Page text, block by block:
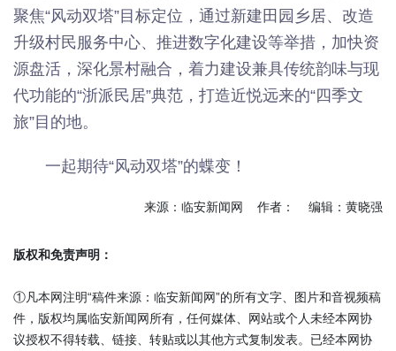
聚焦“风动双塔”目标定位，通过新建田园乡居、改造
升级村民服务中心、推进数字化建设等举措，加快资
源盘活，深化景村融合，着力建设兼具传统韵味与现
代功能的“浙派民居”典范，打造近悦远来的“四季文
旅”目的地。
一起期待“风动双塔”的蝶变！
来源：临安新闻网 作者： 编辑：黄晓强
版权和免责声明：
①凡本网注明“稿件来源：临安新闻网”的所有文字、图片和音视频稿
件，版权均属临安新闻网所有，任何媒体、网站或个人未经本网协
议授权不得转载、链接、转贴或以其他方式复制发表。已经本网协